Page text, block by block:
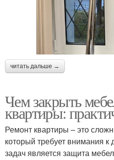
читать дальше →
Чем закрыть
квартиры:
Ремонт квартиры – это
который требует внимания
задач является защита